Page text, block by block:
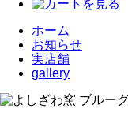
ホーム
お知らせ
実店舗
gallery